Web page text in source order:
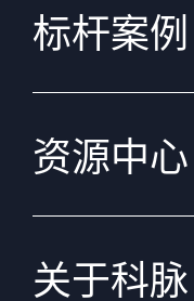
标杆案例
资源中心
关于科脉